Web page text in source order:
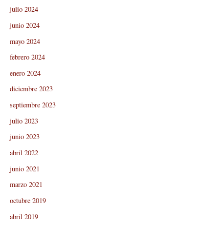
julio 2024
junio 2024
mayo 2024
febrero 2024
enero 2024
diciembre 2023
septiembre 2023
julio 2023
junio 2023
abril 2022
junio 2021
marzo 2021
octubre 2019
abril 2019